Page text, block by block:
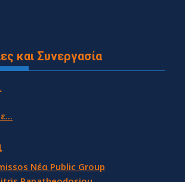
και Συνεργασία
Νέα Public Group